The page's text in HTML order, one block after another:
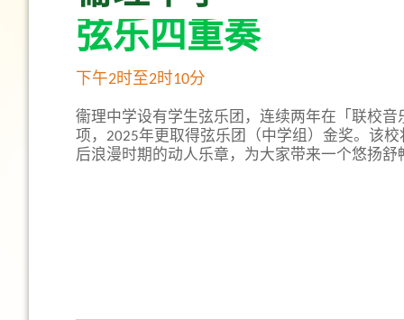
弦乐四重奏
下午2时至2时10分
衞理中学设有学生弦乐团，连续两年在「联校音
项，2025年更取得弦乐团（中学组）金奖。该
后浪漫时期的动人乐章，为大家带来一个悠扬舒